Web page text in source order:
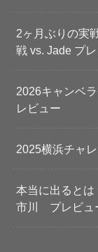
2ヶ月ぶりの実
戦 vs. Jade プ
2026キャンベ
レビュー
2025横浜チャ
本当に出るとは
市川 プレビュ